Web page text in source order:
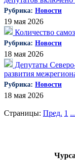
Рубрика: Новости
19 мая 2026
Количество
Рубрика: Новости
18 мая 2026
Депутаты
развития
Рубрика: Новости
18 мая 2026
Страницы: Пред. 1 ...